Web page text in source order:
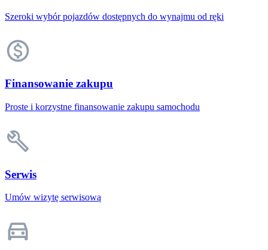
Szeroki wybór pojazdów dostępnych do wynajmu od ręki
Finansowanie zakupu
Proste i korzystne finansowanie zakupu samochodu
Serwis
Umów wizytę serwisową